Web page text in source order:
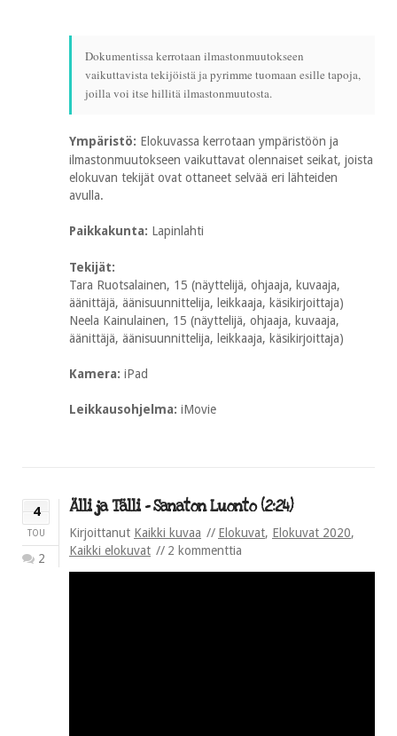
Dokumentissa kerrotaan ilmastonmuutokseen
vaikuttavista tekijöistä ja pyrimme tuomaan esille tapoja,
joilla voi itse hillitä ilmastonmuutosta.
Ympäristö: Elokuvassa kerrotaan ympäristöön ja
ilmastonmuutokseen vaikuttavat olennaiset seikat, joista
elokuvan tekijät ovat ottaneet selvää eri lähteiden
avulla.
Paikkakunta: Lapinlahti
Tekijät:
Tara Ruotsalainen, 15 (näyttelijä, ohjaaja, kuvaaja,
äänittäjä, äänisuunnittelija, leikkaaja, käsikirjoittaja)
Neela Kainulainen, 15 (näyttelijä, ohjaaja, kuvaaja,
äänittäjä, äänisuunnittelija, leikkaaja, käsikirjoittaja)
Kamera: iPad
Leikkausohjelma: iMovie
4
TOU
2
Älli ja Tälli – Sanaton Luonto (2:24)
Kirjoittanut Kaikki kuvaa Elokuvat, Elokuvat 2020,
Kaikki elokuvat
2 kommenttia